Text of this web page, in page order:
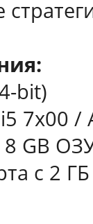
bit)
7x00 /
GB
с 2